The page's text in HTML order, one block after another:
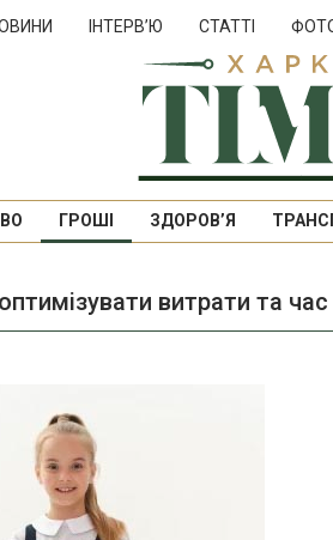
ІНТЕРВ’Ю СТАТТІ
ГРОШІ ЗДОРОВ’Я
витрати та час